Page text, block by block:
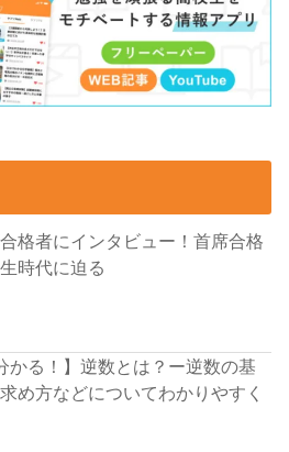
格者にインタビュー！首席合格
時代に迫る
かる！】逆数とは？ー逆数の基
め方などについてわかりやすく